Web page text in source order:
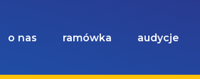
o nas ramówka audycje